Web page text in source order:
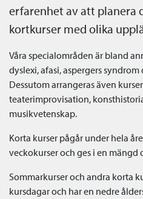
erfarenhet av att planera
kortkurser med olika
Våra specialområden är bland
dyslexi, afasi, aspergers
Dessutom arrangeras även
teaterimprovisation,
musikvetenskap.
Korta kurser pågår under hela
veckokurser och ges i en mängd
Sommarkurser och andra korta
kursdagar och har en nedre